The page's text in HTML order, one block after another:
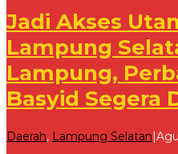
Jadi Akses
Lampung
Lampung,
Basyid Segera
Daerah, Lampung Selatan|